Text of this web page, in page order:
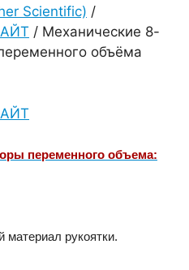
Scientific) /
/ Механические 8-
объёма
переменного объема:
рукоятки.